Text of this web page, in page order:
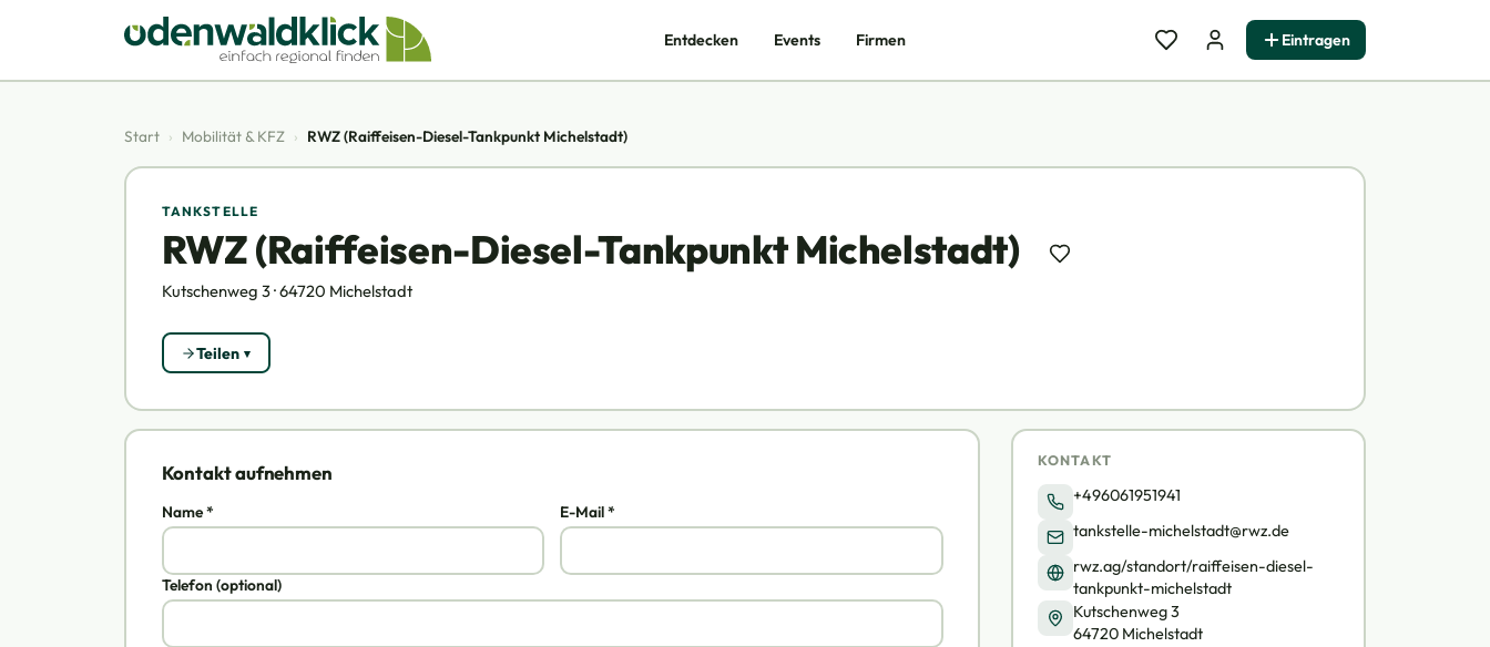
Entdecken Events Firmen Eintragen
Start › Mobilität & KFZ › RWZ (Raiffeisen-Diesel-Tankpunkt Michelstadt)
TANKSTELLE
RWZ (Raiffeisen-Diesel-Tankpunkt Michelstadt)
Kutschenweg 3 · 64720 Michelstadt
Teilen
Kontakt aufnehmen
Name * E-Mail *
Telefon (optional)
KONTAKT
+496061951941
tankstelle-michelstadt@rwz.de
rwz.ag/standort/raiffeisen-diesel-
tankpunkt-michelstadt
Kutschenweg 3
64720 Michelstadt